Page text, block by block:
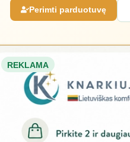
Perimti parduotuvę
REKLAMA